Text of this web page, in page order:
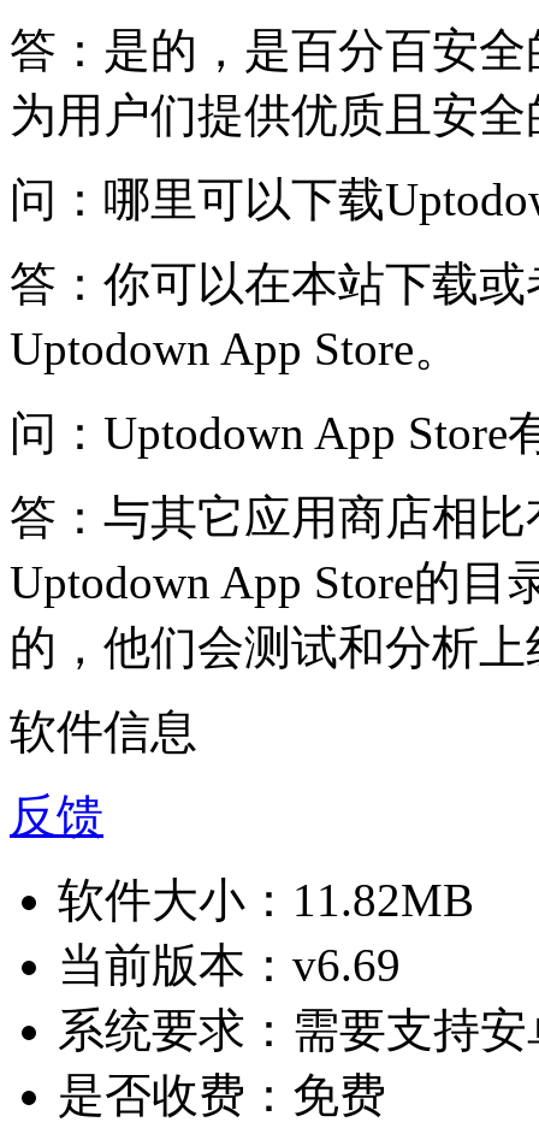
答：是的，是百分百安
为用户们提供优质且安
问：哪里可以下载
答：你可以在本站下载
Uptodown App Store。
问：Uptodown App Store
答：与其它应用商店相
Uptodown App Store的
的，他们会测试和分析
软件信息
反馈
软件大小： 11.82MB
当前版本： v6.69
系统要求： 需要支持
是否收费： 免费